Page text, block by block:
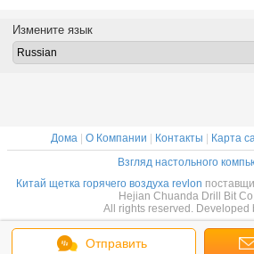
Отправить
Измените язык
Дома| О Компании Контакты Карта
Взгляд настольного
Китай щетка горячего воздуха revlon
Hejian Chuanda Drill Bit
All rights reserved. Developed